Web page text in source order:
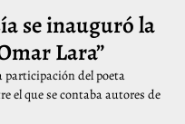
se inauguró la
Lara”
participación del poeta
el que se contaba autores de